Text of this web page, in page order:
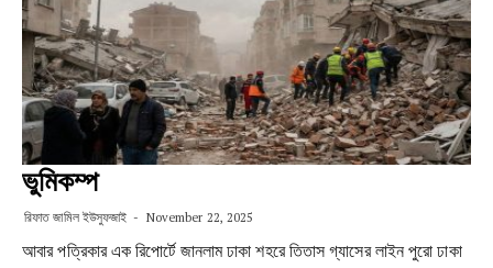
ভুমিকম্প
রিফাত জামিল ইউসুফজাই November 22, 2025
আবার পত্রিকার এক রিপোর্টে জানলাম ঢাকা শহরে তিতাস গ্যাসের লাইন পুরো ঢাকা